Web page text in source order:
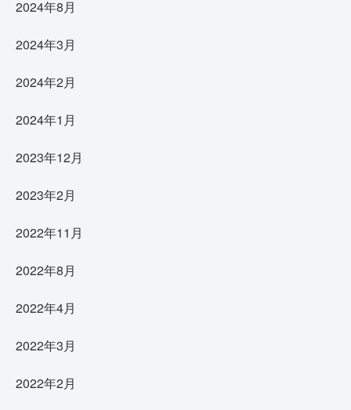
2024年8月
2024年3月
2024年2月
2024年1月
2023年12月
2023年2月
2022年11月
2022年8月
2022年4月
2022年3月
2022年2月